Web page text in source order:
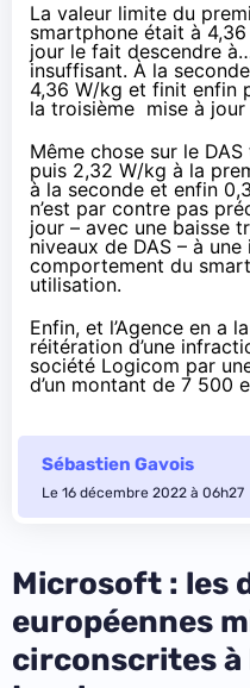
La valeur limite du
smartphone était à
jour le fait descendre
insuffisant. À la
4,36 W/kg et finit enfin
la troisième mise à
Même chose sur le
puis 2,32 W/kg à la
à la seconde et enfin
n’est par contre pas
jour – avec une baisse
niveaux de DAS – à
comportement du
utilisation.
Enfin, et l’Agence en a
réitération d’une
société Logicom par
d’un montant de 7 500
Sébastien Gavois
Le 16 décembre 2022 à 06h27
Microsoft : les
européennes
circonscrites à